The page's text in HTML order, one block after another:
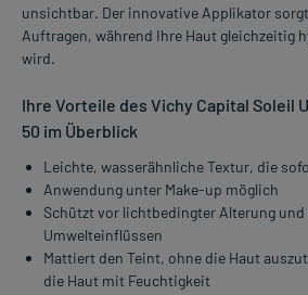
unsichtbar. Der innovative Applikator
Auftragen, während Ihre Haut gleichzeitig
wird.
Ihre Vorteile des Vichy Capital Soleil
50 im Überblick
Leichte, wasserähnliche Textur, die
Anwendung unter Make-up möglich
Schützt vor lichtbedingter Alterung und
Umwelteinflüssen
Mattiert den Teint, ohne die Haut
die Haut mit Feuchtigkeit